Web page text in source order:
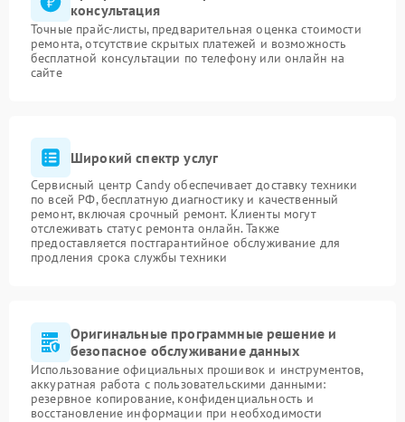
консультация
Точные прайс-листы, предварительная оценка стоимости
ремонта, отсутствие скрытых платежей и возможность
бесплатной консультации по телефону или онлайн на
сайте
Широкий спектр услуг
Сервисный центр Candy обеспечивает доставку техники
по всей РФ, бесплатную диагностику и качественный
ремонт, включая срочный ремонт. Клиенты могут
отслеживать статус ремонта онлайн. Также
предоставляется постгарантийное обслуживание для
продления срока службы техники
Оригинальные программные решение и
безопасное обслуживание данных
Использование официальных прошивок и инструментов,
аккуратная работа с пользовательскими данными:
резервное копирование, конфиденциальность и
восстановление информации при необходимости